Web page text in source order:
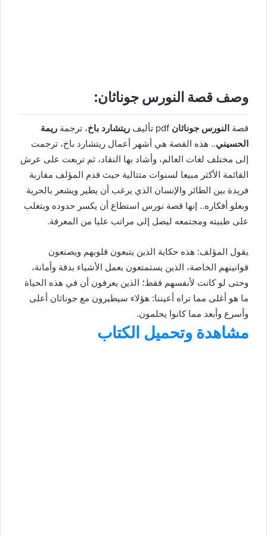
وصف قصة النورس جوناثان:
قصة النورس جوناثان ريتشارد باخ، ترجمة ريمة
الحسيني.. هذه القصة هي أشهر أعمال ريتشارد باخ، ترجمت
إلى مختلف لغات العالم، وأشاد بها النقاد، ثم تربعت على عرش
القائمة الأكثر مبيعا لسنوات متتالية حيث قدم المؤلف مقاربة
فريدة بين الطائر والإنسان الذي يرغب أن يطير ويشعر بالحرية
وبعلو أفكاره.. إنها قصة نورس استطاع أن يكسر حدوده ويتغلب
على طبيته ومجتمعه ليصل إلى مراتب عليا من المعرفة.
يقول المؤلف: هذه حكاية الذين يتبعون قلوبهم ويصنعون
قوانينهم الخاصة، الذين يستمتعون بعمل الأشياء بدقة وأمانة،
وحتى لو كانت لأنفسهم فقط؛ الذين يعرفون أن في هذه الحياة
ما هو أغلى مما تراه أعيننا: هؤلاء سيطيرون مع جوناثان أعلى
وأسرع وأبعد مما كانوا يحلمون.
مشاهدة وتحميل الكتاب